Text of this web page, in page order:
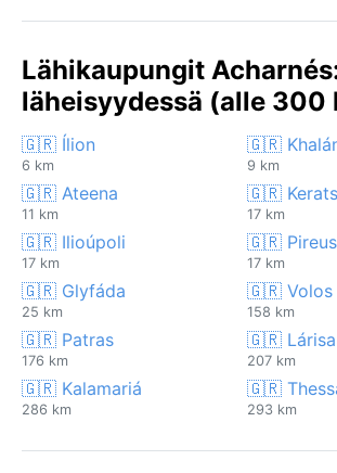
Lähikaupungit
läheisyydessä (alle 300
🇬🇷 Ílion
6 km
🇬🇷
9 km
🇬🇷 Ateena
11 km
🇬🇷
17 km
🇬🇷 Ilioúpoli
17 km
🇬🇷 Pireus
17 km
🇬🇷 Glyfáda
25 km
🇬🇷 Volos
158 km
🇬🇷 Patras
176 km
🇬🇷 Lárisa
207 km
🇬🇷 Kalamariá
286 km
🇬🇷
293 km